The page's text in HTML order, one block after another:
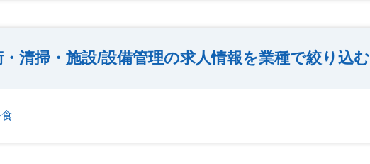
清掃・施設/設備管理の求人情報を業種で絞り込む